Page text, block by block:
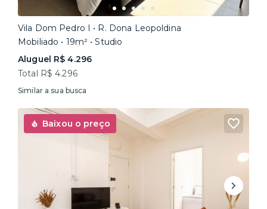
Vila Dom Pedro I • R. Dona Leopoldina
Mobiliado • 19m² • Studio
Aluguel R$ 4.296
Total R$ 4.296
Similar a sua busca
Baixou o preço